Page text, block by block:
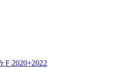
F 2020+2022